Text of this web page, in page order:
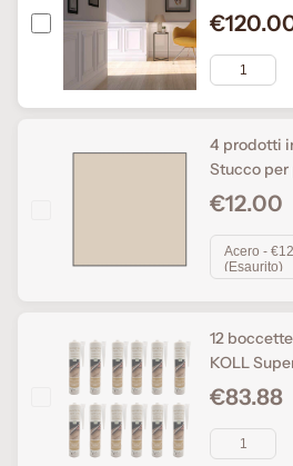
L200xH110
4 prodotti
Stucco per
Colla per
1x310ml
€12.00
12
KOLL
pannelli
SOLVENTI
€83.88